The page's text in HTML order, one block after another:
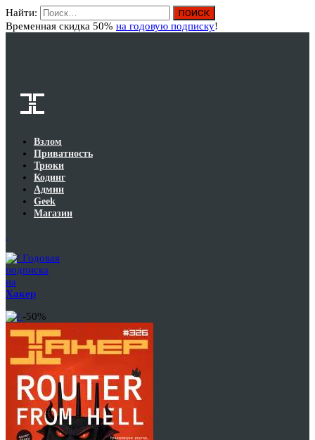
Найти:
Временная скидка 50% на годовую подписку!
Взлом
Приватность
Трюки
Кодинг
Админ
Geek
Магазин
Годовая
подписка
на
Хакер
-50%